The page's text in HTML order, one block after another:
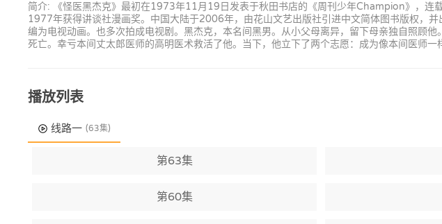
简介: 《怪医黑杰克》最初在1973年11月19日发表于秋田书店的《周刊少年Champion》，
1977年获得讲谈社漫画奖。中国大陆于2006年，由花山文艺出版社引进中文简体图书版权
编为电视动画。也多次拍成电视剧。黑杰克，本名间黑男。从小父母离异，留下母亲独自照顾
死亡。幸亏本间丈太郎医师的高明医术救活了他。当下，他立下了两个志愿：成为像本间医师
播放列表
线路一 (63集)
第63集
第60集